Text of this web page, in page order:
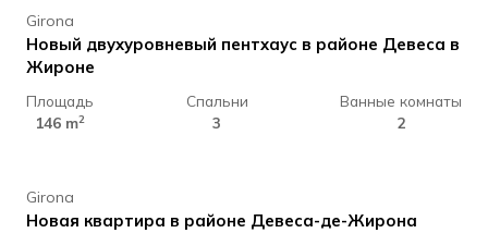
Girona
Новый двухуровневый пентхаус в районе Девеса в
Жироне
Площадь
146 m2
Спальни
3
Ванные комнаты
2
625.000 €
Girona
Новая квартира в районе Девеса-де-Жирона